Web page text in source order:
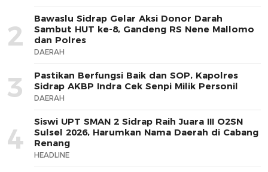
2
Bawaslu Sidrap Gelar Aksi Donor Darah
Sambut HUT ke-8, Gandeng RS Nene Mallomo
dan Polres
DAERAH
3
Pastikan Berfungsi Baik dan SOP, Kapolres
Sidrap AKBP Indra Cek Senpi Milik Personil
DAERAH
4
Siswi UPT SMAN 2 Sidrap Raih Juara III O2SN
Sulsel 2026, Harumkan Nama Daerah di Cabang
Renang
HEADLINE